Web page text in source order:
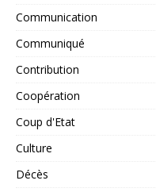
Communication
Communiqué
Contribution
Coopération
Coup d'Etat
Culture
Décès